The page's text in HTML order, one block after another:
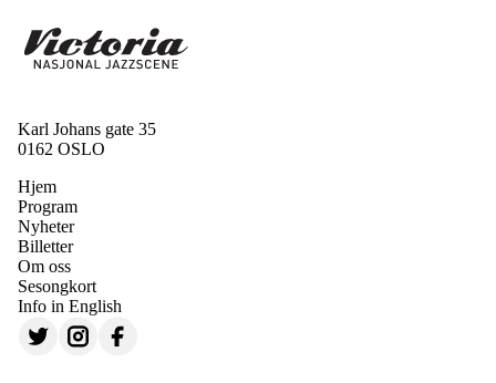
Karl Johans gate 35
0162 OSLO
Hjem
Program
Nyheter
Billetter
Om oss
Sesongkort
Info in English